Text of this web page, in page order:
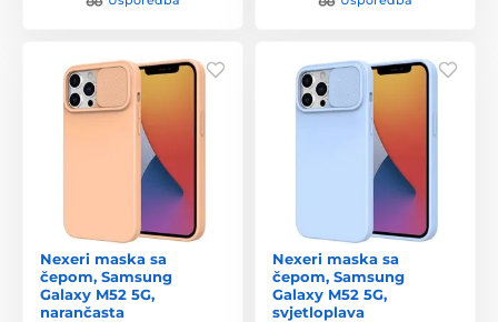
Nexeri maska sa
čepom, Samsung
Galaxy M52 5G,
narančasta
Nexeri maska sa
čepom, Samsung
Galaxy M52 5G,
svjetloplava